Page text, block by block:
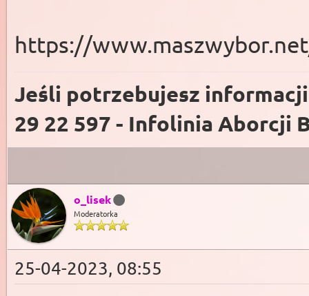
https://
Jeśli potrzebujesz
29 22 597 - Infolinia Aborcji
o_lisek
Moderatorka
25-04-2023, 08:55